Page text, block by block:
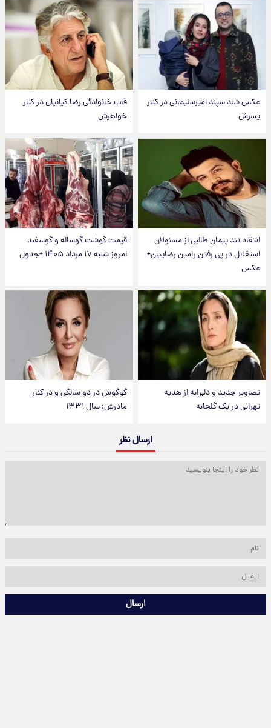
عکس شاد سپند امیرسلیمانی در کنار
پسرش
قاب خانوادگی رضا کیانیان در کنار
خواهرش
انتقاد تند پیمان طالبی از مسئولان
استقلال در پی رفتن رامین رضاییان+
عکس
قیمت گوشت گوساله و گوسفند
امروز شنبه ۱۷ مرداد ۱۴۰۵ +جدول
تصاویر جدید و دلبرانه از هدیه
تهرانی در یک گلخانه
گوگوش در دو سالگی و در کنار
مادرش؛ سال ۱۳۳۱
ارسال نظر
ارسال